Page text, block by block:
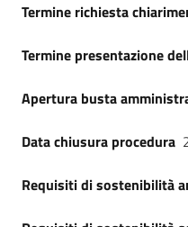
Termine richiesta
Termine presentazione
Apertura busta
Data chiusura procedura
Requisiti di sostenibilità